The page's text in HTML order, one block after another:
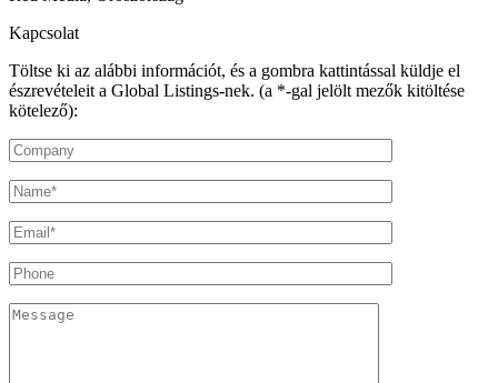
Kapcsolat
Töltse ki az alábbi információt, és a gombra kattintással küldje el
észrevételeit a Global Listings-nek. (a *-gal jelölt mezők kitöltése
kötelező):